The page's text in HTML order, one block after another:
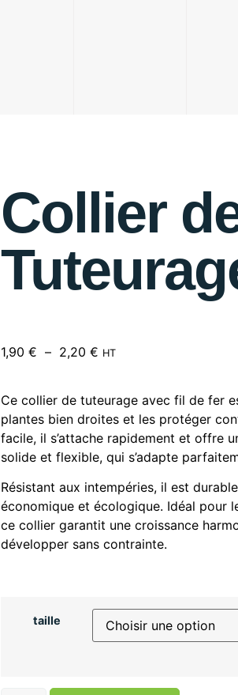
Collier
1,90 € – 2,20 € HT
Ce collier de tuteurage avec fil de fer
plantes bien droites et les protéger
facile, il s’attache rapidement et offre
solide et flexible, qui s’adapte
Résistant aux intempéries, il est
économique et écologique. Idéal pour
ce collier garantit une croissance
développer sans contrainte.
taille